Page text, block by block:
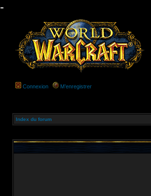
-
Connexion M’enregistrer
Index du forum